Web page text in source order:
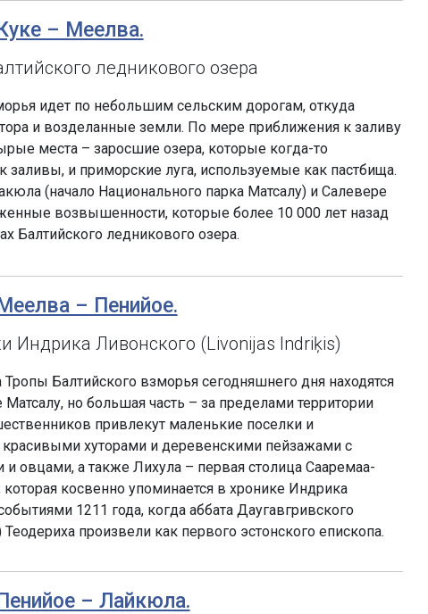
– Меелва.
ледникового озера
идет по небольшим сельским дорогам, откуда
и возделанные земли. По мере приближения к заливу
места – заросшие озера, которые когда-то
заливы, и приморские луга, используемые как пастбища.
(начало Национального парка Матсалу) и Салевере
возвышенности, которые более 10 000 лет назад
Балтийского ледникового озера.
– Пенийое.
Индрика Ливонского (Livonijas Indriķis)
Балтийского взморья сегодняшнего дня находятся
но большая часть – за пределами территории
привлекут маленькие поселки и
красивыми хуторами и деревенскими пейзажами с
овцами, а также Лихула – первая столица Сааремаа-
которая косвенно упоминается в хронике Индрика
1211 года, когда аббата Даугавгривского
произвели как первого эстонского епископа.
– Лайкюла.